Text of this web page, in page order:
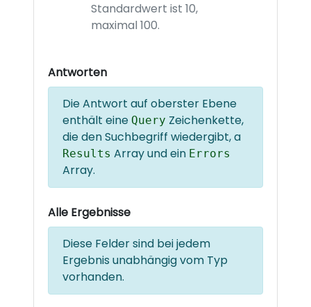
Standardwert ist 10,
maximal 100.
Antworten
Die Antwort auf oberster Ebene
enthält eine Query Zeichenkette,
die den Suchbegriff wiedergibt, a
Results Array und ein Errors
Array.
Alle Ergebnisse
Diese Felder sind bei jedem
Ergebnis unabhängig vom Typ
vorhanden.